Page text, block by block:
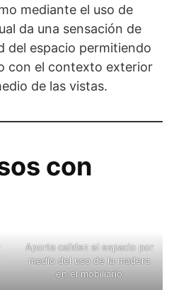
mediante el uso de
da una sensación de
del espacio permitiendo
con el contexto exterior
de las vistas.
con
Aporta calidez el espacio por
medio del uso de la madera
en el mobiliario